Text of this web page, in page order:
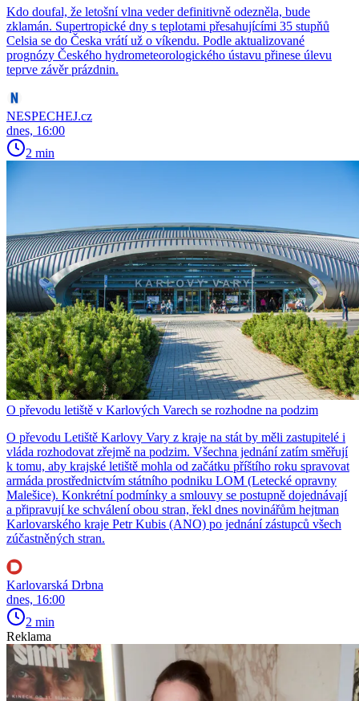
Kdo doufal, že letošní vlna veder definitivně odezněla, bude
zklamán. Supertropické dny s teplotami přesahujícími 35 stupňů
Celsia se do Česka vrátí už o víkendu. Podle aktualizované
prognózy Českého hydrometeorologického ústavu přinese úlevu
teprve závěr prázdnin.
NESPECHEJ.cz
dnes, 16:00
2 min
O převodu letiště v Karlových Varech se rozhodne na podzim
O převodu Letiště Karlovy Vary z kraje na stát by měli zastupitelé i
vláda rozhodovat zřejmě na podzim. Všechna jednání zatím směřují
k tomu, aby krajské letiště mohla od začátku příštího roku spravovat
armáda prostřednictvím státního podniku LOM (Letecké opravny
Malešice). Konkrétní podmínky a smlouvy se postupně dojednávají
a připravují ke schválení obou stran, řekl dnes novinářům hejtman
Karlovarského kraje Petr Kubis (ANO) po jednání zástupců všech
zúčastněných stran.
Karlovarská Drbna
dnes, 16:00
2 min
Reklama